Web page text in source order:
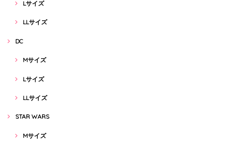
Lサイズ
LLサイズ
DC
Mサイズ
Lサイズ
LLサイズ
STAR WARS
Mサイズ